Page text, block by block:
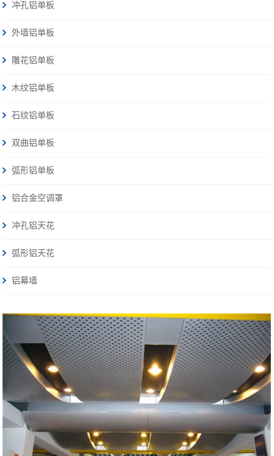
冲孔铝单板
外墙铝单板
雕花铝单板
木纹铝单板
石纹铝单板
双曲铝单板
弧形铝单板
铝合金空调罩
冲孔铝天花
弧形铝天花
铝幕墙